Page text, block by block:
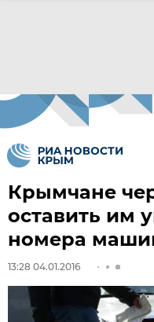
Крымчане
оставить им
номера
13:28 04.01.2016